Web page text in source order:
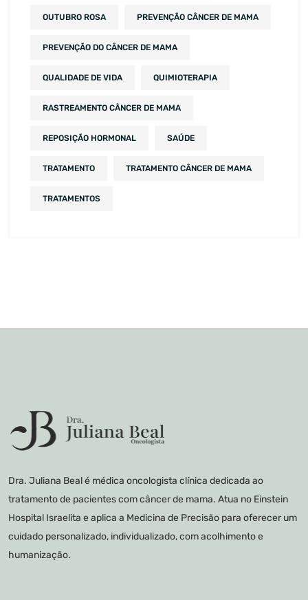
OUTUBRO ROSA PREVENÇÃO CÂNCER DE MAMA
PREVENÇÃO DO CÂNCER DE MAMA
QUALIDADE DE VIDA QUIMIOTERAPIA
RASTREAMENTO CÂNCER DE MAMA
REPOSIÇÃO HORMONAL SAÚDE
TRATAMENTO TRATAMENTO CÂNCER DE MAMA
TRATAMENTOS
Dra. Juliana Beal é médica oncologista clínica dedicada ao
tratamento de pacientes com câncer de mama. Atua no Einstein
Hospital Israelita e aplica a Medicina de Precisão para oferecer um
cuidado personalizado, individualizado, com acolhimento e
humanização.